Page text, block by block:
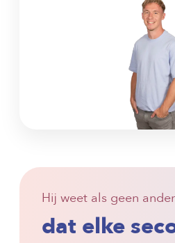
Hij weet als geen ander
dat elke